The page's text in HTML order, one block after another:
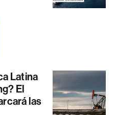
Latina
El
las